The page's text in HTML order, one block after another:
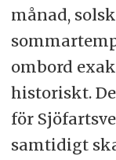
månad,
ombord
historiskt.
för
samtidigt